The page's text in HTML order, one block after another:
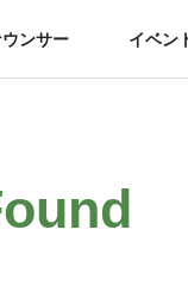
ンサー イベン